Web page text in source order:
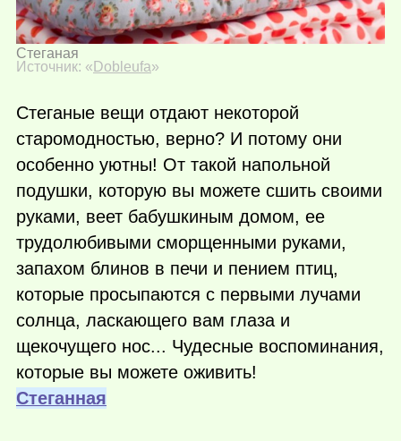
Стеганая
Источник: « Dobleufa»
Стеганые вещи отдают некоторой
старомодностью, верно? И потому они
особенно уютны! От такой напольной
подушки, которую вы можете сшить своими
руками, веет бабушкиным домом, ее
трудолюбивыми сморщенными руками,
запахом блинов в печи и пением птиц,
которые просыпаются с первыми лучами
солнца, ласкающего вам глаза и
щекочущего нос... Чудесные воспоминания,
которые вы можете оживить!
Стеганная